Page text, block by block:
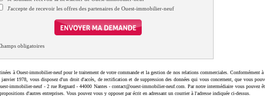
J'accepte de recevoir les offres des partenaires de Ouest-immobilier-neuf
obligatoires
à Ouest-immobilier-neuf pour le traitement de votre commande et la gestion de nos relations commerciales. Conformément à
1978, vous disposez d'un droit d'accès, de rectification et de suppression des données qui vous concernent, que vous
immobilier-neuf - 2 rue Regnard - 44000 Nantes - contact@ouest-immobilier-neuf.com. Par notre intermédiaire vous pouvez
d'autres entreprises. Vous pouvez vous y opposer par écrit en adressant un courrier à l'adresse indiquée ci-dessus.